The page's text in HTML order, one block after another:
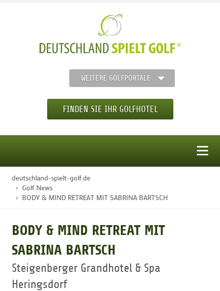
WEITERE GOLFPORTALE
FINDEN SIE IHR GOLFHOTEL
STARTSEITE
GOLFARRANGEMENTS
GOLF CARD
deutschland-spielt-golf.de
Golf News
BODY & MIND RETREAT MIT SABRINA BARTSCH
BODY & MIND RETREAT MIT
SABRINA BARTSCH
Steigenberger Grandhotel & Spa
Heringsdorf